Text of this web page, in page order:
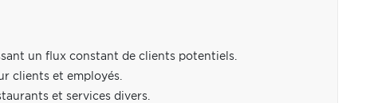
un flux constant de clients potentiels.
clients et employés.
et services divers.